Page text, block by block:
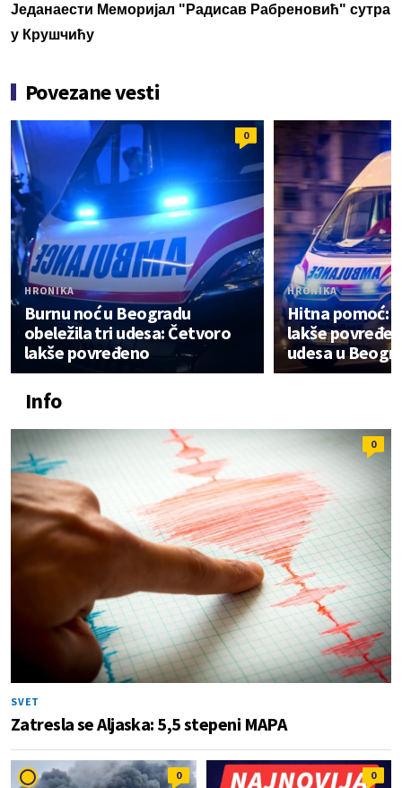
Једанаести Меморијал "Радисав Рабреновић" сутра
у Крушчићу
Povezane vesti
0
HRONIKA
Burnu noć u Beogradu
obeležila tri udesa: Četvoro
lakše povređeno
HRONIKA
Hitna pomoć:
lakše
udesa u
Info
0
SVET
Zatresla se Aljaska: 5,5 stepeni MAPA
0 0